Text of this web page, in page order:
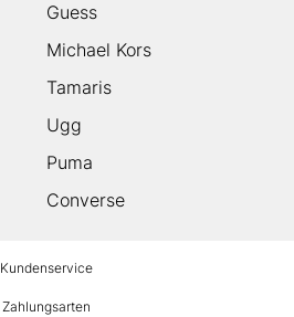
Guess
Michael Kors
Tamaris
Ugg
Puma
Converse
Kundenservice
Zahlungsarten